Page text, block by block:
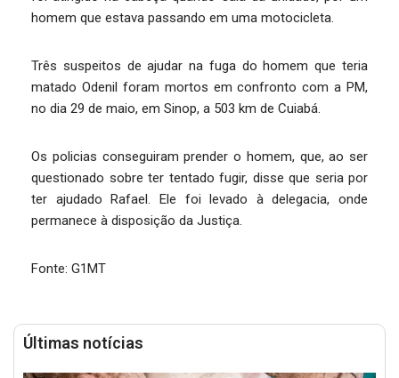
homem que estava passando em uma motocicleta.
Três suspeitos de ajudar na fuga do homem que teria
matado Odenil foram mortos em confronto com a PM,
no dia 29 de maio, em Sinop, a 503 km de Cuiabá.
Os policias conseguiram prender o homem, que, ao ser
questionado sobre ter tentado fugir, disse que seria por
ter ajudado Rafael. Ele foi levado à delegacia, onde
permanece à disposição da Justiça.
Fonte: G1MT
Últimas notícias